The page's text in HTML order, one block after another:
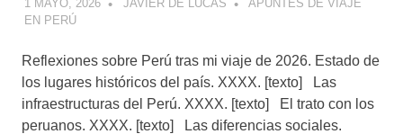
1 MAYO, 2026 JAVIER DE LUCAS
APUNTES DE VIAJE
EN PERÚ
Reflexiones sobre Perú tras mi viaje de 2026. Estado de
los lugares históricos del país. XXXX. [texto] Las
infraestructuras del Perú. XXXX. [texto] El trato con los
peruanos. XXXX. [texto] Las diferencias sociales.